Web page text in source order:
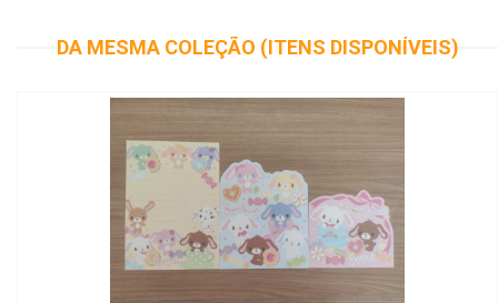
DA MESMA COLEÇÃO (ITENS DISPONÍVEIS)